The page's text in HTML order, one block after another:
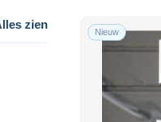
zien
Nieuw